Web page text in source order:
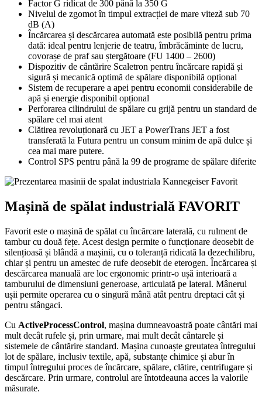
Factor G ridicat de 300 până la 350 G
Nivelul de zgomot în timpul extracției de mare viteză sub 70
dB (A)
Încărcarea și descărcarea automată este posibilă pentru prima
dată: ideal pentru lenjerie de teatru, îmbrăcăminte de lucru,
covorașe de praf sau ștergătoare (FU 1400 – 2600)
Dispozitiv de cântărire Scaletron pentru încărcare rapidă și
sigură și mecanică optimă de spălare disponibilă opțional
Sistem de recuperare a apei pentru economii considerabile de
apă și energie disponibil opțional
Perforarea cilindrului de spălare cu grijă pentru un standard de
spălare cel mai atent
Clătirea revoluționară cu JET a PowerTrans JET a fost
transferată la Futura pentru un consum minim de apă dulce și
cea mai mare putere.
Control SPS pentru până la 99 de programe de spălare diferite
Mașină de spălat industrială FAVORIT
Favorit este o mașină de spălat cu încărcare laterală, cu rulment de
tambur cu două fețe. Acest design permite o funcționare deosebit de
silențioasă și blândă a mașinii, cu o toleranță ridicată la dezechilibru,
chiar și pentru un amestec de rufe deosebit de eterogen. Încărcarea și
descărcarea manuală are loc ergonomic printr-o ușă interioară a
tamburului de dimensiuni generoase, articulată pe lateral. Mânerul
ușii permite operarea cu o singură mână atât pentru dreptaci cât și
pentru stângaci.
Cu ActiveProcessControl, mașina dumneavoastră poate cântări mai
mult decât rufele și, prin urmare, mai mult decât cântarele și
sistemele de cântărire standard. Mașina cunoaște greutatea întregului
lot de spălare, inclusiv textile, apă, substanțe chimice și abur în
timpul întregului proces de încărcare, spălare, clătire, centrifugare și
descărcare. Prin urmare, controlul are întotdeauna acces la valorile
măsurate.